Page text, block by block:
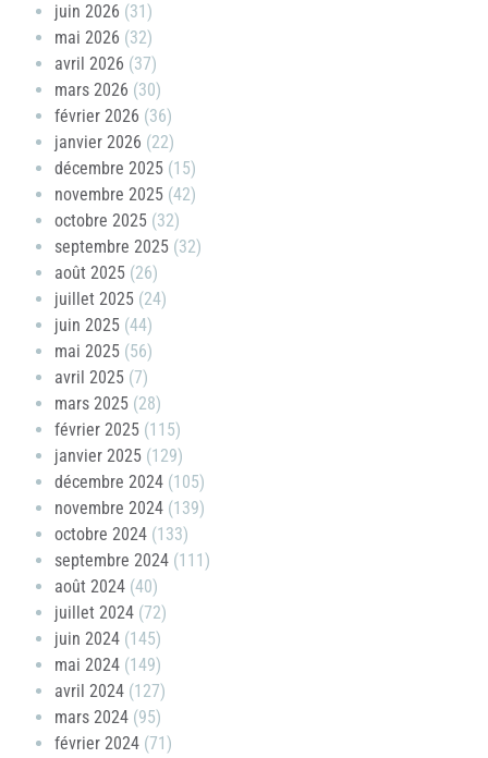
juin 2026 (31)
mai 2026 (32)
avril 2026 (37)
mars 2026 (30)
février 2026 (36)
janvier 2026 (22)
décembre 2025 (15)
novembre 2025 (42)
octobre 2025 (32)
septembre 2025 (32)
août 2025 (26)
juillet 2025 (24)
juin 2025 (44)
mai 2025 (56)
avril 2025 (7)
mars 2025 (28)
février 2025 (115)
janvier 2025 (129)
décembre 2024 (105)
novembre 2024 (139)
octobre 2024 (133)
septembre 2024 (111)
août 2024 (40)
juillet 2024 (72)
juin 2024 (145)
mai 2024 (149)
avril 2024 (127)
mars 2024 (95)
février 2024 (71)